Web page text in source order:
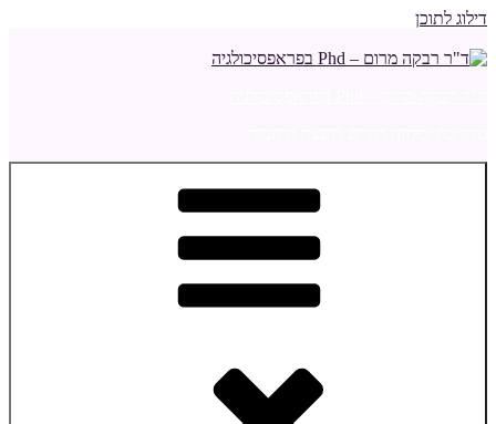
דילוג לתוכן